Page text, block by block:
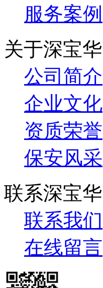
服务案例
关于深宝华
公司简介
企业文化
资质荣誉
保安风采
联系深宝华
联系我们
在线留言